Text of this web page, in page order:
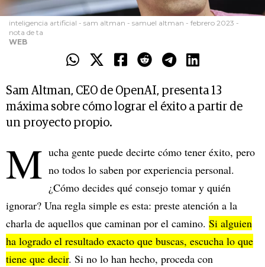
inteligencia artificial - sam altman - samuel altman - febrero 2023 -
nota de ta
WEB
Sam Altman, CEO de OpenAI, presenta 13
máxima sobre cómo lograr el éxito a partir de
un proyecto propio.
M ucha gente puede decirte cómo tener éxito, pero
no todos lo saben por experiencia personal.
¿Cómo decides qué consejo tomar y quién
ignorar? Una regla simple es esta: preste atención a la
charla de aquellos que caminan por el camino. Si alguien
ha logrado el resultado exacto que buscas, escucha lo que
tiene que decir. Si no lo han hecho, proceda con